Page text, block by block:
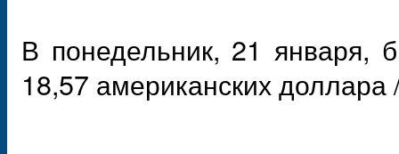
В понедельник, 21 января,
18,57 американских